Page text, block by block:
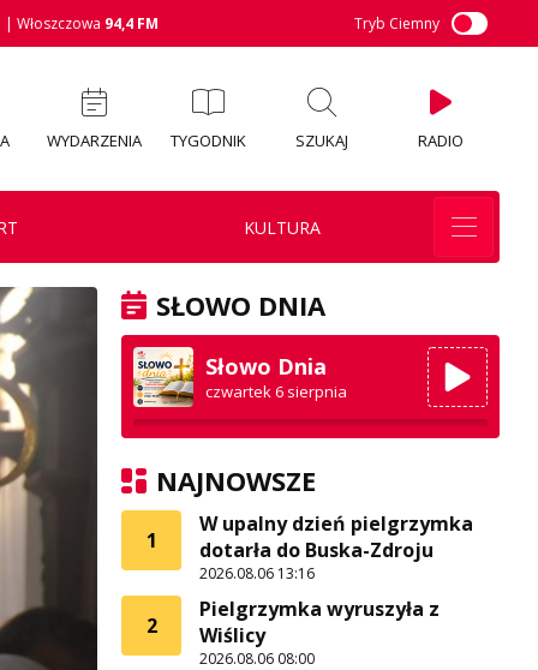
| Włoszczowa 94,4 FM Tryb Ciemny
WYDARZENIA TYGODNIK SZUKAJ RADIO
KULTURA
SŁOWO DNIA
Słowo Dnia
czwartek 6 sierpnia
NAJNOWSZE
1
W upalny dzień pielgrzymka
dotarła do Buska-Zdroju
2026.08.06 13:16
2
Pielgrzymka wyruszyła z
Wiślicy
2026.08.06 08:00